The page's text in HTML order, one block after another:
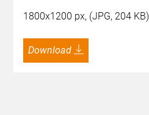
1800x1200 px, (JPG, 204 KB)
Download